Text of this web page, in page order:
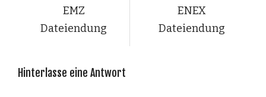
EMZ
Dateiendung
ENEX
Dateiendung
Hinterlasse eine Antwort